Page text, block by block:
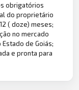
obrigatórios
do proprietário
( doze) meses;
no mercado
de Goiás;
e pronta para